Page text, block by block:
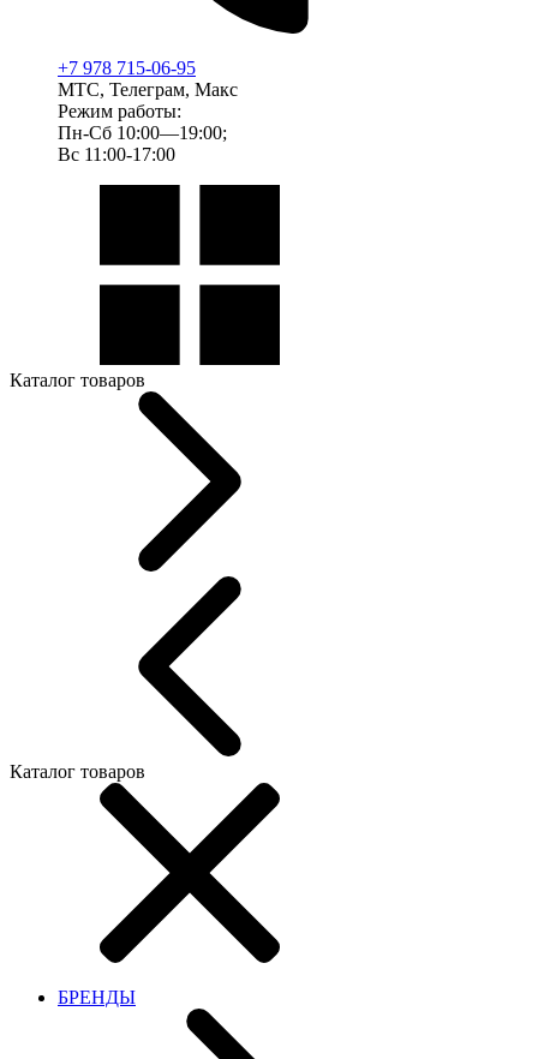
+7 978 715-06-95
МТС, Телеграм, Макс
Режим работы:
Пн-Сб 10:00—19:00;
Вс 11:00-17:00
Каталог товаров
Каталог товаров
БРЕНДЫ